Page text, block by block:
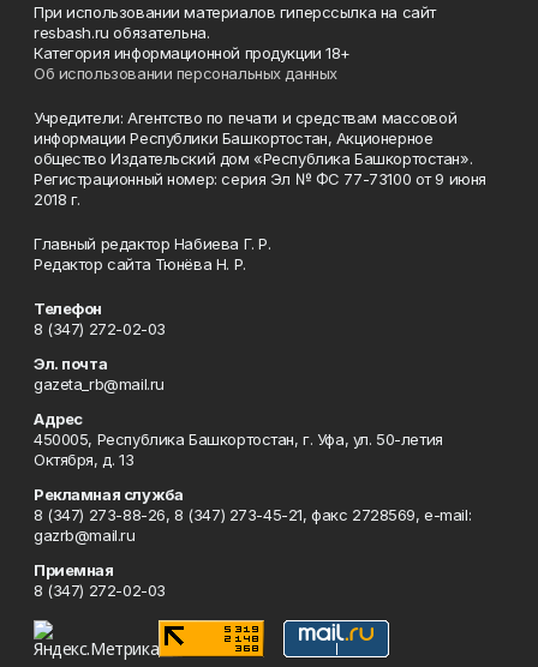
При использовании материалов гиперссылка на сайт
resbash.ru обязательна.
Категория информационной продукции 18+
Об использовании персональных данных
Учредители: Агентство по печати и средствам массовой
информации Республики Башкортостан, Акционерное
общество Издательский дом «Республика Башкортостан».
Регистрационный номер: серия Эл № ФС 77-73100 от 9 июня
2018 г.
Главный редактор Набиева Г. Р.
Редактор сайта Тюнёва Н. Р.
Телефон
8 (347) 272-02-03
Эл. почта
gazeta_rb@mail.ru
Адрес
450005, Республика Башкортостан, г. Уфа, ул. 50-летия
Октября, д. 13
Рекламная служба
8 (347) 273-88-26, 8 (347) 273-45-21, факс 2728569, e-mail:
gazrb@mail.ru
Приемная
8 (347) 272-02-03